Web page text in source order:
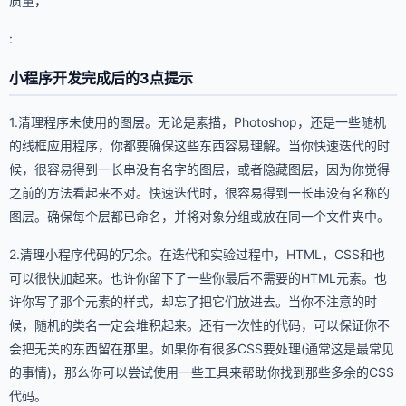
:
小程序开发完成后的3点提示
1.清理程序未使用的图层。无论是素描，Photoshop，还是一些随机
的线框应用程序，你都要确保这些东西容易理解。当你快速迭代的时
候，很容易得到一长串没有名字的图层，或者隐藏图层，因为你觉得
之前的方法看起来不对。快速迭代时，很容易得到一长串没有名称的
图层。确保每个层都已命名，并将对象分组或放在同一个文件夹中。
2.清理小程序代码的冗余。在迭代和实验过程中，HTML，CSS和也
可以很快加起来。也许你留下了一些你最后不需要的HTML元素。也
许你写了那个元素的样式，却忘了把它们放进去。当你不注意的时
候，随机的类名一定会堆积起来。还有一次性的代码，可以保证你不
会把无关的东西留在那里。如果你有很多CSS要处理(通常这是最常见
的事情)，那么你可以尝试使用一些工具来帮助你找到那些多余的CSS
代码。